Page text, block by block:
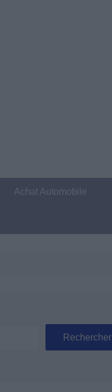
Achat Automobile
Rechercher